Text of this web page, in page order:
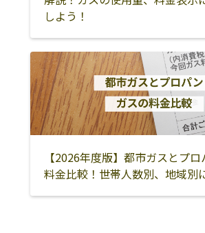
しよう！
【2026年度版】都市ガスとプ
料金比較！世帯人数別、地域別